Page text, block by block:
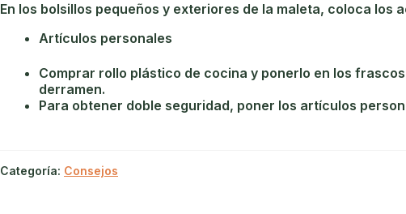
En los bolsillos pequeños y exteriores de la maleta, coloca
Artículos personales
Comprar rollo plástico de cocina y ponerlo en los
derramen.
Para obtener doble seguridad, poner los artículos
Categoría: Consejos